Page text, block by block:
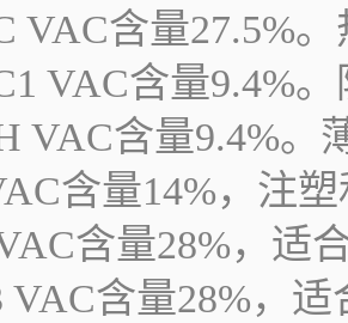
VAC含量27.5%
VAC含量9.4%
VAC含量9.4%。
含量14%，注
含量28%，适
VAC含量28%，